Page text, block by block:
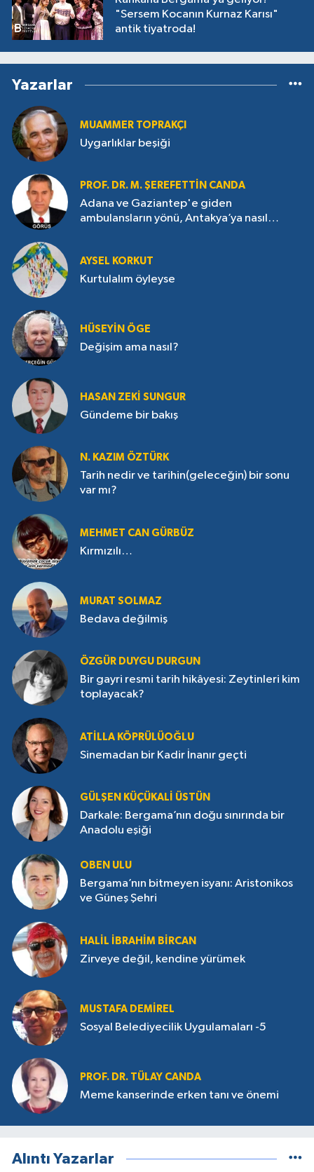
"Sersem Kocanın Kurnaz Karısı"
antik tiyatroda!
Yazarlar
MUAMMER TOPRAKÇI
Uygarlıklar beşiği
PROF. DR. M. ŞEREFETTIN CANDA
Adana ve Gaziantep'e giden
ambulansların yönü, Antakya’ya nasıl
AYSEL KORKUT
Kurtulalım öyleyse
HÜSEYIN ÖGE
Değişim ama nasıl?
HASAN ZEKI SUNGUR
Gündeme bir bakış
N. KAZIM ÖZTÜRK
Tarih nedir ve tarihin(geleceğin) bir sonu
var mı?
MEHMET CAN GÜRBÜZ
Kırmızılı…
MURAT SOLMAZ
Bedava değilmiş
ÖZGÜR DUYGU DURGUN
Bir gayri resmi tarih hikâyesi: Zeytinleri kim
toplayacak?
ATILLA KÖPRÜLÜOĞLU
Sinemadan bir Kadir İnanır geçti
GÜLŞEN KÜÇÜKALI ÜSTÜN
Darkale: Bergama’nın doğu sınırında bir
Anadolu eşiği
OBEN ULU
Bergama’nın bitmeyen isyanı: Aristonikos
ve Güneş Şehri
HALIL İBRAHIM BIRCAN
Zirveye değil, kendine yürümek
MUSTAFA DEMIREL
Sosyal Belediyecilik Uygulamaları -5
PROF. DR. TÜLAY CANDA
Meme kanserinde erken tanı ve önemi
Alıntı Yazarlar